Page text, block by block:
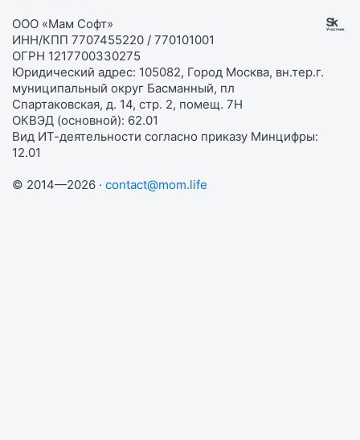
ООО «Мам Софт»
ИНН/КПП 7707455220 / 770101001
ОГРН 1217700330275
Юридический адрес: 105082, Город Москва, вн.тер.г.
муниципальный округ Басманный, пл
Спартаковская, д. 14, стр. 2, помещ. 7Н
ОКВЭД (основной): 62.01
Вид ИТ-деятельности согласно приказу Минцифры:
12.01
© 2014—2026 · contact@mom.life